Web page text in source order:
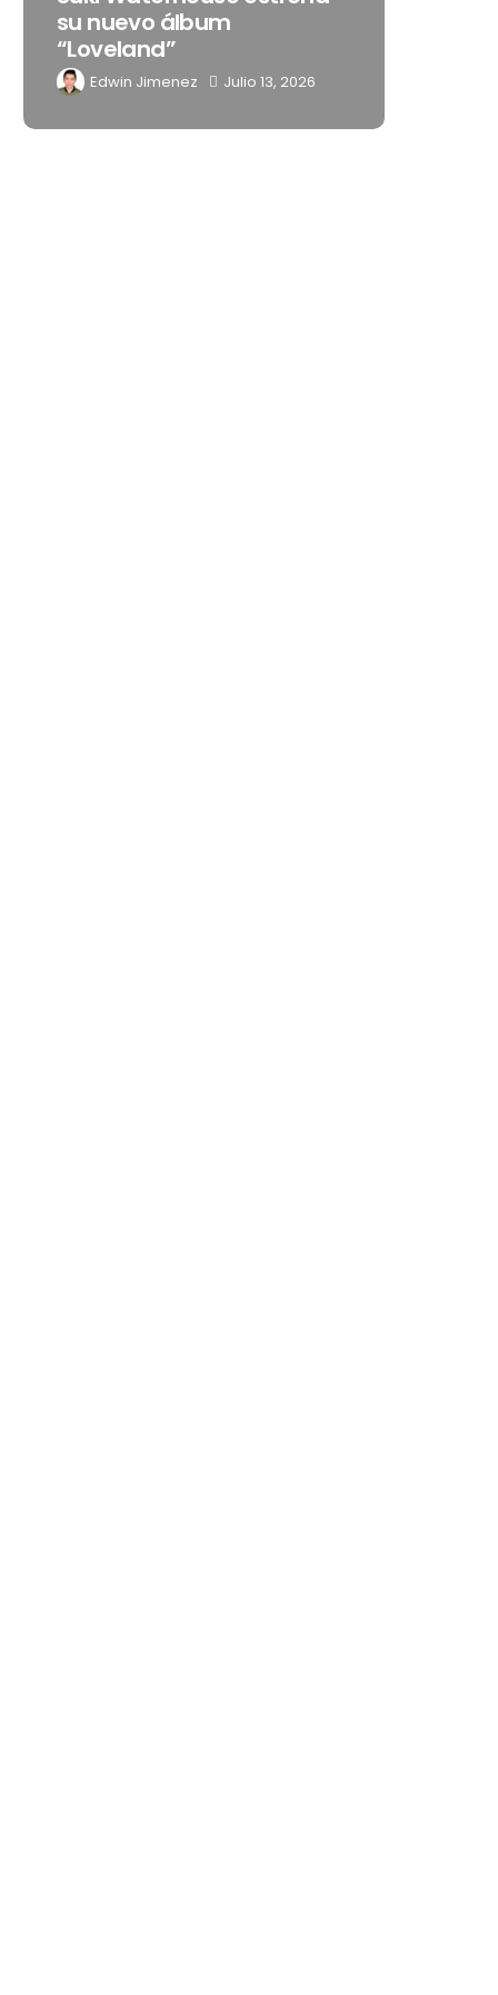
su nuevo álbum
“Loveland”
Edwin Jimenez Julio 13, 2026